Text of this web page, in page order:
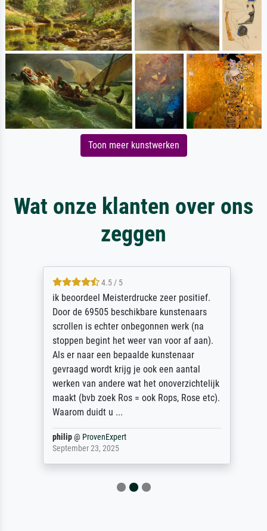
Toon meer kunstwerken
Wat onze klanten over ons
zeggen
4.5 / 5
ik beoordeel Meisterdrucke zeer positief.
Door de 69505 beschikbare kunstenaars
scrollen is echter onbegonnen werk (na
stoppen begint het weer van voor af aan).
Als er naar een bepaalde kunstenaar
gevraagd wordt krijg je ook een aantal
werken van andere wat het onoverzichtelijk
maakt (bvb zoek Ros = ook Rops, Rose etc).
Waarom duidt u ...
philip@ProvenExpert
September 23, 2025